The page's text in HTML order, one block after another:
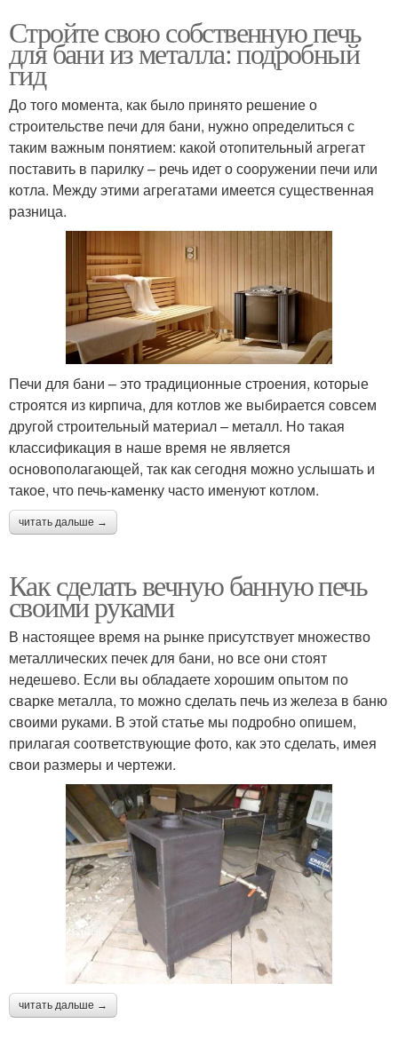
Стройте свою собственную печь
для бани из металла: подробный
гид
До того момента, как было принято решение о
строительстве печи для бани, нужно определиться с
таким важным понятием: какой отопительный агрегат
поставить в парилку – речь идет о сооружении печи или
котла. Между этими агрегатами имеется существенная
разница.
Печи для бани – это традиционные строения, которые
строятся из кирпича, для котлов же выбирается совсем
другой строительный материал – металл. Но такая
классификация в наше время не является
основополагающей, так как сегодня можно услышать и
такое, что печь-каменку часто именуют котлом.
читать дальше →
Как сделать вечную банную печь
своими руками
В настоящее время на рынке присутствует множество
металлических печек для бани, но все они стоят
недешево. Если вы обладаете хорошим опытом по
сварке металла, то можно сделать печь из железа в баню
своими руками. В этой статье мы подробно опишем,
прилагая соответствующие фото, как это сделать, имея
свои размеры и чертежи.
читать дальше →